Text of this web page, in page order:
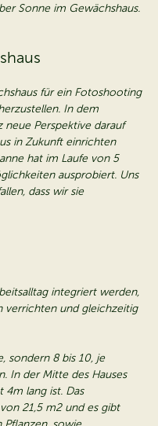
Sonne im Gewächshaus.
für ein Fotoshooting
In dem
Perspektive darauf
in Zukunft einrichten
hat im Laufe von 5
ausprobiert. Uns
dass wir sie
integriert werden,
verrichten und gleichzeitig
sondern 8 bis 10, je
In der Mitte des Hauses
4m lang ist. Das
21,5 m2 und es gibt